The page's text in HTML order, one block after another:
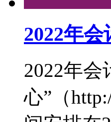
2022年
2022年
心”（